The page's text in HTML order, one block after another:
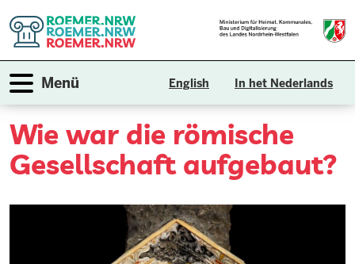
zum
Inhalt
Navigation aktivieren/deaktivieren
Menü English In het Nederlands
Wie war die römische
Gesellschaft aufgebaut?